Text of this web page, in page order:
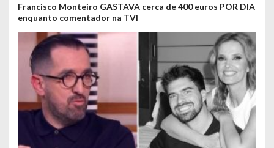
Francisco Monteiro GASTAVA cerca de 400 euros POR DIA
enquanto comentador na TVI